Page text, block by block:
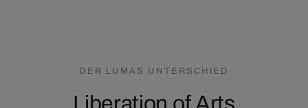
DER LUMAS UNTERSCHIED